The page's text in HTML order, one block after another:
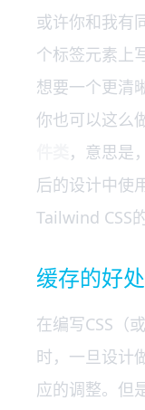
或许你和我有
个标签元素上
想要一个更清
你也可以这么
，意思是
后的设计中使
Tailwind CSS
缓存的好处
在编写CSS（
时，一旦设计
应的调整。但